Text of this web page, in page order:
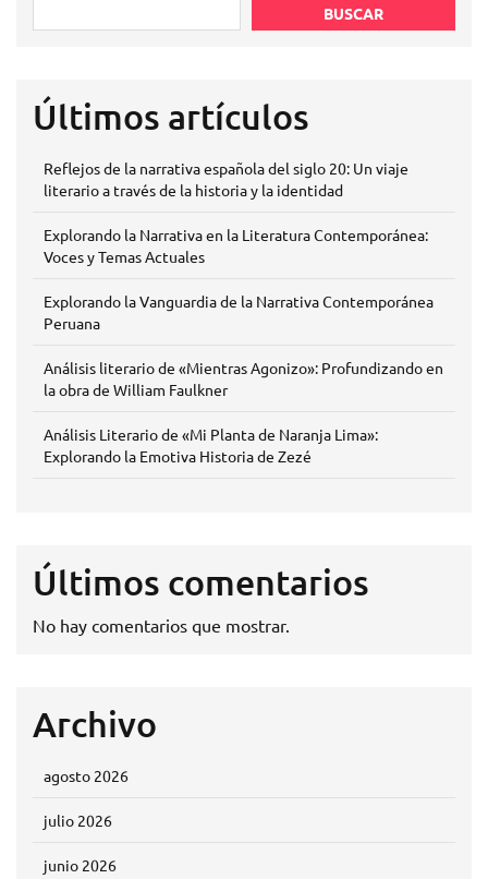
BUSCAR
Últimos artículos
Reflejos de la narrativa española del siglo 20: Un viaje
literario a través de la historia y la identidad
Explorando la Narrativa en la Literatura Contemporánea:
Voces y Temas Actuales
Explorando la Vanguardia de la Narrativa Contemporánea
Peruana
Análisis literario de «Mientras Agonizo»: Profundizando en
la obra de William Faulkner
Análisis Literario de «Mi Planta de Naranja Lima»:
Explorando la Emotiva Historia de Zezé
Últimos comentarios
No hay comentarios que mostrar.
Archivo
agosto 2026
julio 2026
junio 2026